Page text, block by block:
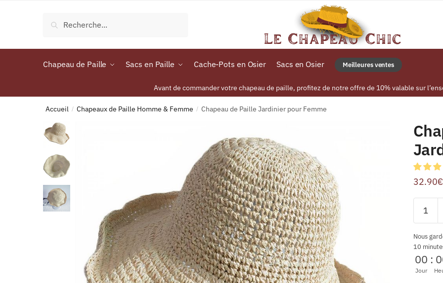
Recherche
Chapeau de Paille Sacs en Paille Cache-Pots en Osier Sacs en Osier Meilleures ventes
Avant de commander votre chapeau de paille, profitez de notre offre de 10% valable sur
Accueil / Chapeaux de Paille Homme & Femme / Chapeau de Paille Jardinier pour Femme
32.90€
Nous
10
00
Jour
: